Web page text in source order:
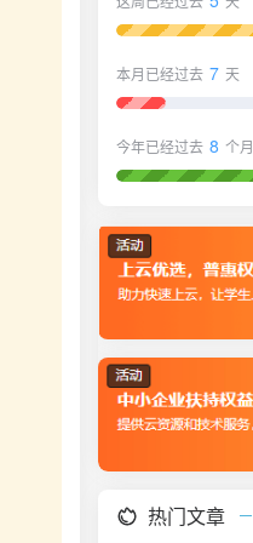
本月已经过去 7 天
今年已经过去 8 个月
热门文章